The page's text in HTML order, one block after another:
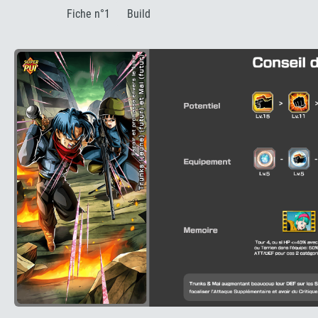
Fiche n°1